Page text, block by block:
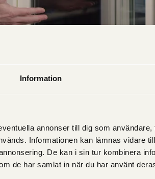
Information
annonser till dig som
Informationen kan lämnas vidare
De kan i sin tur kombinera
de har samlat in när du har använt
och justerar montaget. Om du inte
annan film.
kunskap om fönster – för att du
skön inomhusmiljö. Här på sajten
film som handlar om det som du
skicka ett meddelande till oss via
vi fokuserar på vid nästa inspelning.